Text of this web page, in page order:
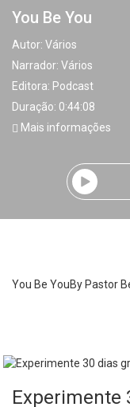
You Be You
Autor: Vários
Narrador: Vários
Editora: Podcast
Duração: 0:44:08
Mais informações
You Be YouBy Pastor
Experimente